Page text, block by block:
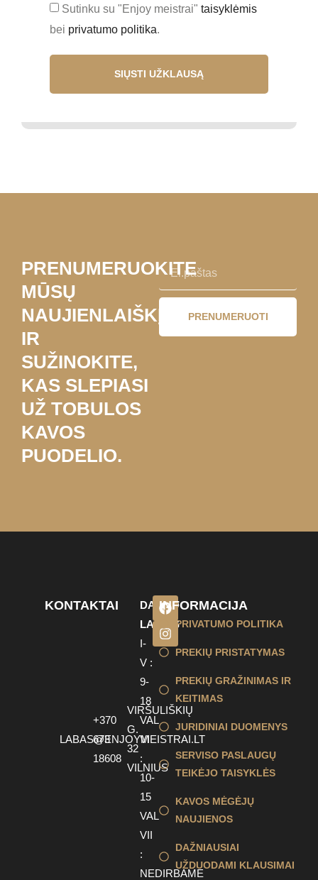
Sutinku su "Enjoy meistrai" taisyklėmis
bei privatumo politika.
SIŲSTI UŽKLAUSĄ
PRENUMERUOKITE
MŪSŲ
NAUJIENLAIŠKĮ
IR
SUŽINOKITE,
KAS SLEPIASI
UŽ TOBULOS
KAVOS
PUODELIO.
PRENUMERUOTI
KONTAKTAI
LABAS@ENJOYMEISTRAI.LT
+370
673
18608
VIRŠULIŠKIŲ
G.
32
VILNIUS
DARBO
LAIKAS
I-
V :
9-
18
VAL
VI
:
10-
15
VAL
VII
:
NEDIRBAME
INFORMACIJA
PRIVATUMO POLITIKA
PREKIŲ PRISTATYMAS
PREKIŲ GRAŽINIMAS IR
KEITIMAS
JURIDINIAI DUOMENYS
SERVISO PASLAUGŲ
TEIKĖJO TAISYKLĖS
KAVOS MĖGĖJŲ
NAUJIENOS
DAŽNIAUSIAI
UŽDUODAMI KLAUSIMAI